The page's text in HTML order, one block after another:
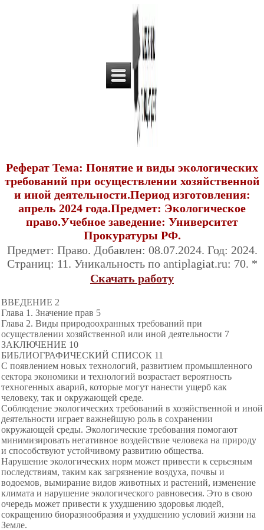
Реферат Тема: Понятие и виды экологических
требований при осуществлении хозяйственной
и иной деятельности.Период изготовления:
апрель 2024 года.Предмет: Экологическое
право.Учебное заведение: Университет
Прокуратуры РФ.
Предмет: Право. Добавлен: 08.07.2024. Год: 2024.
Страниц: 11. Уникальность по antiplagiat.ru: 70. *
Скачать работу
ВВЕДЕНИЕ 2
Глава 1. Значение прав 5
Глава 2. Виды природоохранных требований при
осуществлении хозяйственной или иной деятельности 7
ЗАКЛЮЧЕНИЕ 10
БИБЛИОГРАФИЧЕСКИЙ СПИСОК 11
С появлением новых технологий, развитием промышленного
сектора экономики и технологий возрастает вероятность
техногенных аварий, которые могут нанести ущерб как
человеку, так и окружающей среде.
Соблюдение экологических требований в хозяйственной и иной
деятельности играет важнейшую роль в сохранении
окружающей среды. Экологические требования помогают
минимизировать негативное воздействие человека на природу
и способствуют устойчивому развитию общества.
Нарушение экологических норм может привести к серьезным
последствиям, таким как загрязнение воздуха, почвы и
водоемов, вымирание видов животных и растений, изменение
климата и нарушение экологического равновесия. Это в свою
очередь может привести к ухудшению здоровья людей,
сокращению биоразнообразия и ухудшению условий жизни на
Земле.